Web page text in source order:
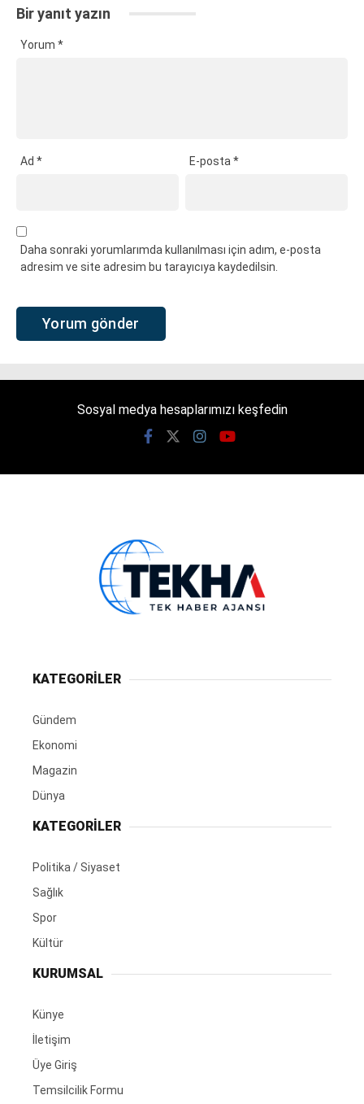
Bir yanıt yazın
Yorum *
Ad * E-posta*
Daha sonraki yorumlarımda kullanılması için adım, e-posta
adresim ve site adresim bu tarayıcıya kaydedilsin.
Sosyal medya hesaplarımızı keşfedin
KATEGORİLER
Gündem
Ekonomi
Magazin
Dünya
KATEGORİLER
Politika / Siyaset
Sağlık
Spor
Kültür
KURUMSAL
Künye
İletişim
Üye Giriş
Temsilcilik Formu